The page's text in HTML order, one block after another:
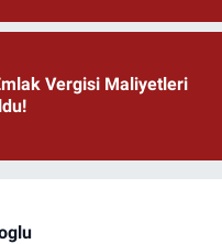
Vergisi Maliyetleri